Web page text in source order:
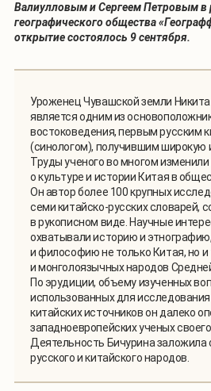
Валиулловым и Сергеем Петровым в
географического общества
открытие состоялось 9 сентября.
Уроженец Чувашской земли
является одним из
востоковедения, первым русским
(синологом), получившим широкую
Труды ученого во многом
о культуре и истории Китая в
Он автор более 100 крупных
семи китайско-русских словарей,
в рукописном виде. Научные
охватывали историю и
и философию не только Китая, но и
и монголоязычных народов
По эрудиции, объему изученных
использованных для
китайских источников он далеко
западноевропейских ученых
Деятельность Бичурина заложила
русского и китайского народов.